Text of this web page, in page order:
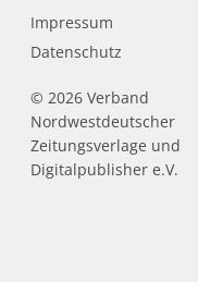
Impressum
Datenschutz
© 2026 Verband
Nordwestdeutscher
Zeitungsverlage und
Digitalpublisher e.V.